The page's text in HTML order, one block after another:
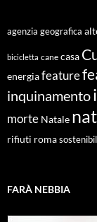
agenzia geografica
bicicletta cane casa
energiafeature
inquinamento
morte Natale
rifiuti roma
FARÀ NEBBIA